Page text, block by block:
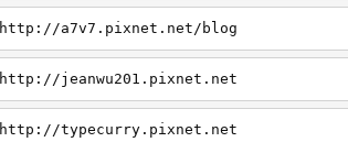
http://a7v7.pixnet.net/blog
http://jeanwu201.pixnet.net
http://typecurry.pixnet.net